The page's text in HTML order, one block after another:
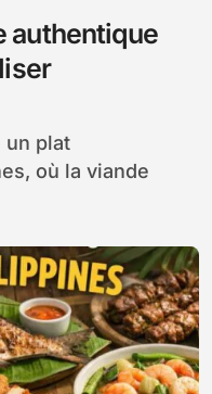
authentique
où la viande